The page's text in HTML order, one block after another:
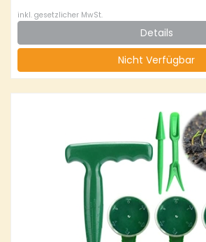
inkl. gesetzlicher MwSt.
Details
Nicht Verfügbar